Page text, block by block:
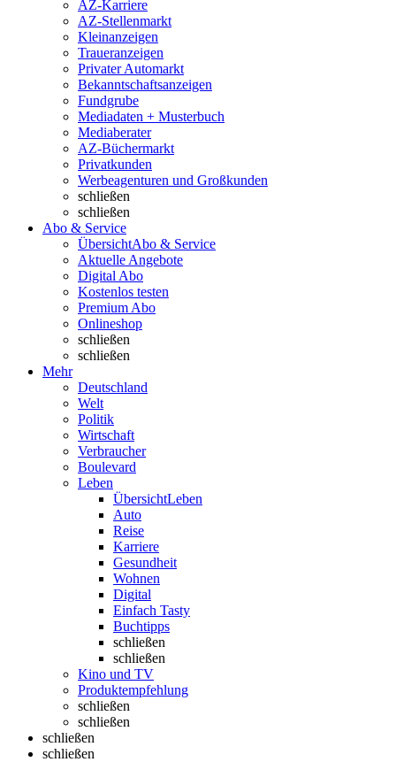
AZ-Karriere
AZ-Stellenmarkt
Kleinanzeigen
Traueranzeigen
Privater Automarkt
Bekanntschaftsanzeigen
Fundgrube
Mediadaten + Musterbuch
Mediaberater
AZ-Büchermarkt
Privatkunden
Werbeagenturen und Großkunden
schließen
schließen
Abo & Service
ÜbersichtAbo & Service
Aktuelle Angebote
Digital Abo
Kostenlos testen
Premium Abo
Onlineshop
schließen
schließen
Mehr
Deutschland
Welt
Politik
Wirtschaft
Verbraucher
Boulevard
Leben
ÜbersichtLeben
Auto
Reise
Karriere
Gesundheit
Wohnen
Digital
Einfach Tasty
Buchtipps
schließen
schließen
Kino und TV
Produktempfehlung
schließen
schließen
schließen
schließen